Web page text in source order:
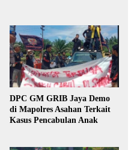
DPC GM GRIB Jaya Demo
di Mapolres Asahan Terkait
Kasus Pencabulan Anak